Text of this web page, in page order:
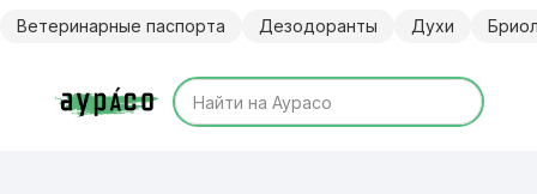
Ветеринарные паспорта Дезодоранты Духи